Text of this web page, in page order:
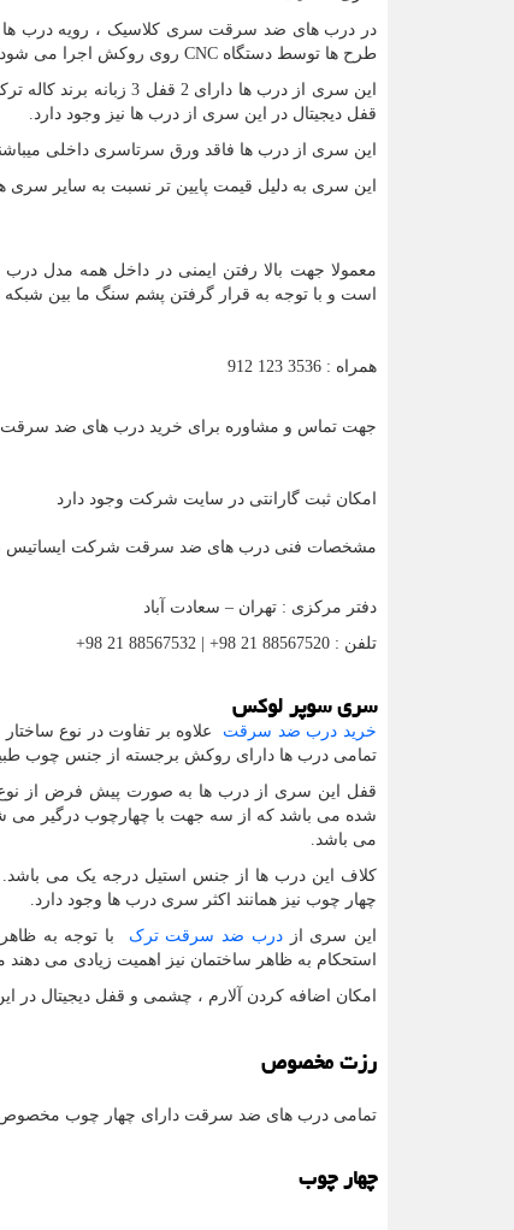
در درب های ضد سرقت سری کلاسیک ، رویه درب
طرح ها توسط دستگاه CNC روی روکش اجرا می
قفل دیجیتال در این سری از درب ها نیز وجود دارد.
این سری از درب ها فاقد ورق سرتاسری داخلی
این سری به دلیل قیمت پایین تر نسبت به سایر سری
معمولا جهت بالا رفتن ایمنی در داخل همه مدل
است و با توجه به قرار گرفتن پشم سنگ ما بین
همراه : 3536 123 912
جهت تماس و مشاوره برای خرید درب های ضد سرقت
امکان ثبت گارانتی در سایت شرکت وجود دارد
مشخصات فنی درب های ضد سرقت شرکت ایساتیس
دفتر مرکزی : تهران – سعادت آباد
تلفن : 88567520 21 98+ | 88567532 21 98+
سری سوپر لوکس
خرید درب ضد سرقت علاوه بر تفاوت در نوع
تمامی درب ها دارای روکش برجسته از جنس چوب
شده می باشد که از سه جهت با چهارچوب درگیر می
می باشد.
کلاف این درب ها از جنس استیل درجه یک می
چهار چوب نیز همانند اکثر سری درب ها وجود دارد.
این سری ازدرب ضد سرقت ترک با توجه به
استحکام به ظاهر ساختمان نیز اهمیت زیادی می
امکان اضافه کردن آلارم ، چشمی و قفل دیجیتال در
رزت مخصوص
تمامی درب های ضد سرقت دارای چهار چوب مخصوص
چهار چوب